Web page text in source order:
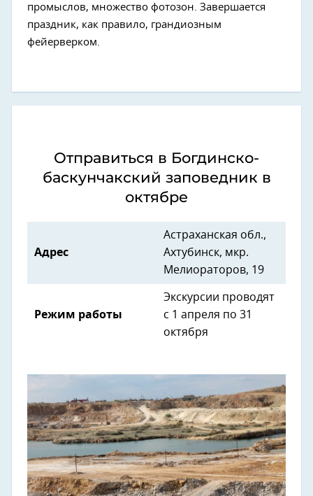
промыслов, множество фотозон. Завершается
праздник, как правило, грандиозным
фейерверком.
Отправиться в Богдинско-
баскунчакский заповедник в
октябре
Адрес
Астраханская обл.,
Ахтубинск, мкр.
Мелиораторов, 19
Режим работы
Экскурсии проводят
с 1 апреля по 31
октября